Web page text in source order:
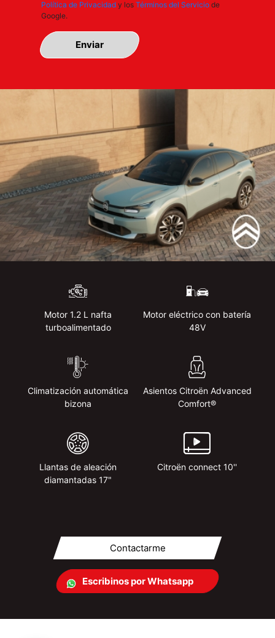
Política de Privacidad y losTérminos del Servicio de
Google.
Enviar
Motor 1.2 L nafta
turboalimentado
Motor eléctrico con batería
48V
Climatización automática
bizona
Asientos Citroën Advanced
Comfort®
Llantas de aleación
diamantadas 17"
Citroën connect 10''
Contactarme
Escribinos por Whatsapp